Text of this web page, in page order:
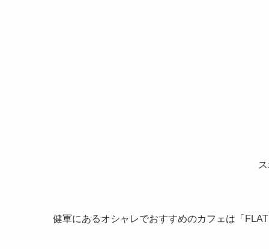
健軍にあるオシャレでおすすめのカフェは「